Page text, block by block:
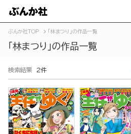
ぶんか社TOP 「林まつり」の作品一覧
「林まつり」の作品一覧
検索結果 2件